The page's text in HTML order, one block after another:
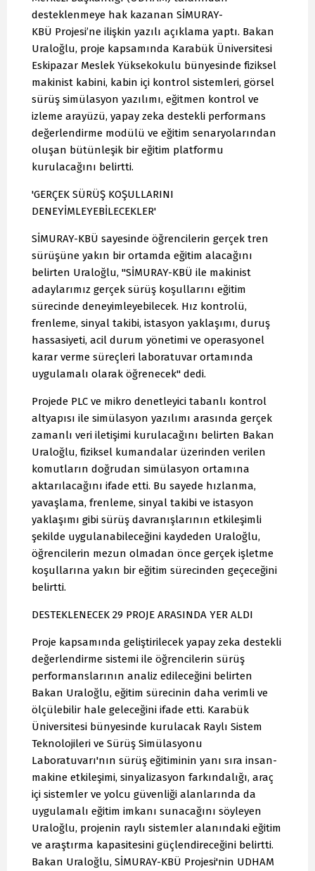
desteklenmeye hak kazanan SİMURAY-
KBÜ Projesi’ne ilişkin yazılı açıklama yaptı. Bakan
Uraloğlu, proje kapsamında Karabük Üniversitesi
Eskipazar Meslek Yüksekokulu bünyesinde fiziksel
makinist kabini, kabin içi kontrol sistemleri, görsel
sürüş simülasyon yazılımı, eğitmen kontrol ve
izleme arayüzü, yapay zeka destekli performans
değerlendirme modülü ve eğitim senaryolarından
oluşan bütünleşik bir eğitim platformu
kurulacağını belirtti.
'GERÇEK SÜRÜŞ KOŞULLARINI
DENEYİMLEYEBİLECEKLER'
SİMURAY-KBÜ sayesinde öğrencilerin gerçek tren
sürüşüne yakın bir ortamda eğitim alacağını
belirten Uraloğlu, "SİMURAY-KBÜ ile makinist
adaylarımız gerçek sürüş koşullarını eğitim
sürecinde deneyimleyebilecek. Hız kontrolü,
frenleme, sinyal takibi, istasyon yaklaşımı, duruş
hassasiyeti, acil durum yönetimi ve operasyonel
karar verme süreçleri laboratuvar ortamında
uygulamalı olarak öğrenecek" dedi.
Projede PLC ve mikro denetleyici tabanlı kontrol
altyapısı ile simülasyon yazılımı arasında gerçek
zamanlı veri iletişimi kurulacağını belirten Bakan
Uraloğlu, fiziksel kumandalar üzerinden verilen
komutların doğrudan simülasyon ortamına
aktarılacağını ifade etti. Bu sayede hızlanma,
yavaşlama, frenleme, sinyal takibi ve istasyon
yaklaşımı gibi sürüş davranışlarının etkileşimli
şekilde uygulanabileceğini kaydeden Uraloğlu,
öğrencilerin mezun olmadan önce gerçek işletme
koşullarına yakın bir eğitim sürecinden geçeceğini
belirtti.
DESTEKLENECEK 29 PROJE ARASINDA YER ALDI
Proje kapsamında geliştirilecek yapay zeka destekli
değerlendirme sistemi ile öğrencilerin sürüş
performanslarının analiz edileceğini belirten
Bakan Uraloğlu, eğitim sürecinin daha verimli ve
ölçülebilir hale geleceğini ifade etti. Karabük
Üniversitesi bünyesinde kurulacak Raylı Sistem
Teknolojileri ve Sürüş Simülasyonu
Laboratuvarı'nın sürüş eğitiminin yanı sıra insan-
makine etkileşimi, sinyalizasyon farkındalığı, araç
içi sistemler ve yolcu güvenliği alanlarında da
uygulamalı eğitim imkanı sunacağını söyleyen
Uraloğlu, projenin raylı sistemler alanındaki eğitim
ve araştırma kapasitesini güçlendireceğini belirtti.
Bakan Uraloğlu, SİMURAY-KBÜ Projesi'nin UDHAM